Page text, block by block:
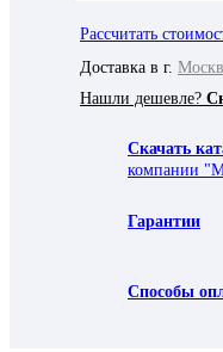
Рассчитать
Доставка в г.
Нашли дешевле?
Скачать
компании
Гарантии
Способы